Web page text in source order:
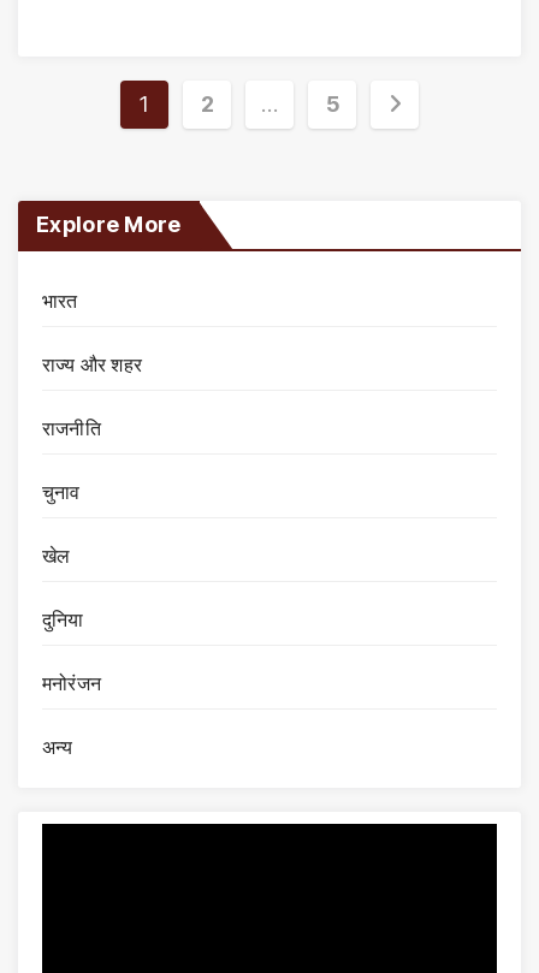
Posts
1 2 … 5
Explore More
भारत
राज्य और शहर
राजनीति
चुनाव
खेल
दुनिया
मनोरंजन
अन्य